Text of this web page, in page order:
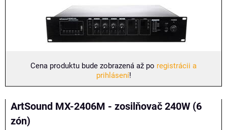
Cena produktu bude zobrazená až po registrácii a
prihlásení!
ArtSound MX-2406M - zosilňovač 240W (6
zón)